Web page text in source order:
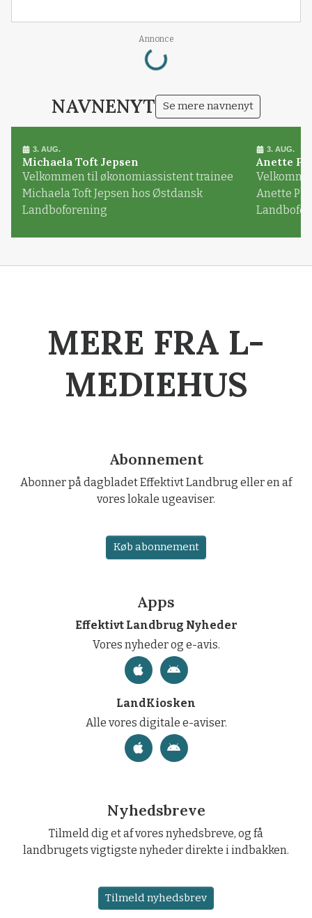
Annonce
Loading...
NAVNENYT Se mere navnenyt
3. AUG.
Michaela Toft Jepsen
Velkommen til økonomiassistent trainee
Michaela Toft Jepsen hos Østdansk
Landboforening
3. AUG.
Anette
Anette
MERE FRA L-
MEDIEHUS
Abonnement
Abonner på dagbladet Effektivt Landbrug eller en af
vores lokale ugeaviser.
Køb abonnement
Apps
Effektivt Landbrug Nyheder
Vores nyheder og e-avis.
LandKiosken
Alle vores digitale e-aviser.
Nyhedsbreve
Tilmeld dig et af vores nyhedsbreve, og få
landbrugets vigtigste nyheder direkte i indbakken.
Tilmeld nyhedsbrev